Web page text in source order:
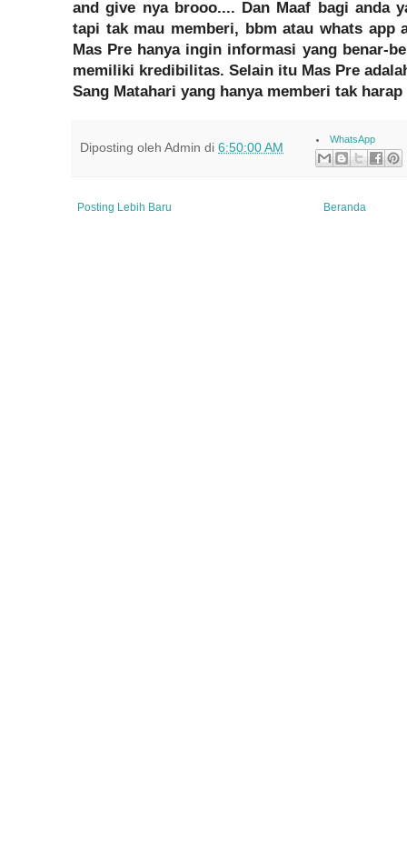
and give nya brooo.... Dan Maaf bagi anda
tapi tak mau memberi, bbm atau whats app
Mas Pre hanya ingin informasi yang benar-
memiliki kredibilitas. Selain itu Mas Pre
Sang Matahari yang hanya memberi tak
Diposting oleh Admin di 6:50:00 AM
WhatsApp
Posting Lebih Baru Beranda